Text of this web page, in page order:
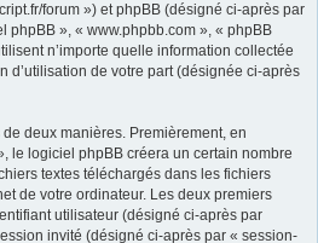
r
forum ») et phpBB (désigné ci-après par
phpBB », « www.phpbb.com », « phpBB
n’importe quelle information collectée
d’utilisation de votre part (désignée ci-après
deux manières. Premièrement, en
le logiciel phpBB créera un certain nombre
textes téléchargés dans les fichiers
de votre ordinateur. Les deux premiers
utilisateur (désigné ci-après par
invité (désigné ci-après par « session-